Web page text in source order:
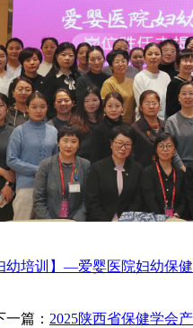
幼培训】—爱婴医院妇幼保
一篇： 2025陕西省保健学会